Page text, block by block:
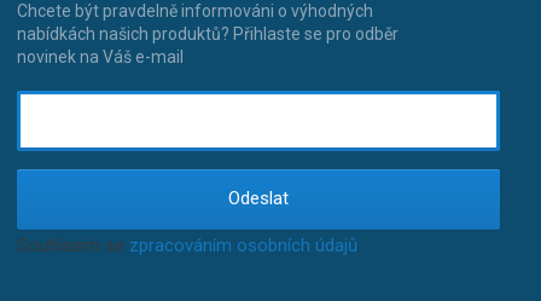
Chcete být pravdelně informováni o výhodných
nabídkách našich produktů? Přihlaste se pro odběr
novinek na Váš e-mail
Odeslat
Souhlasím se zpracováním osobních údajů.